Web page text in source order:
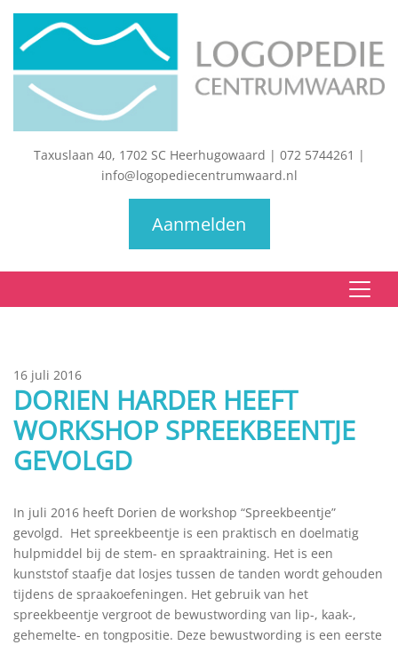
Taxuslaan 40, 1702 SC Heerhugowaard | 072 5744261 |
info@logopediecentrumwaard.nl
Aanmelden
16 juli 2016
DORIEN HARDER HEEFT
WORKSHOP SPREEKBEENTJE
GEVOLGD
In juli 2016 heeft Dorien de workshop “Spreekbeentje”
gevolgd. Het spreekbeentje is een praktisch en doelmatig
hulpmiddel bij de stem- en spraaktraining. Het is een
kunststof staafje dat losjes tussen de tanden wordt gehouden
tijdens de spraakoefeningen. Het gebruik van het
spreekbeentje vergroot de bewustwording van lip-, kaak-,
gehemelte- en tongpositie. Deze bewustwording is een eerste